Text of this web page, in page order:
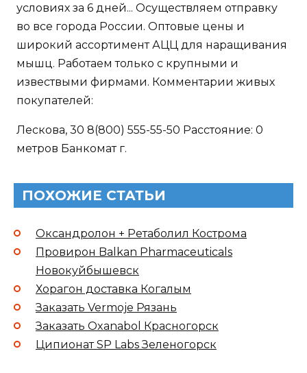
условиях за 6 дней... Осуществляем отправку
во все города России. Оптовые цены и
широкий ассортимент АЦЦ для наращивания
мышц. Работаем только с крупными и
извествыми фирмами. Комментарии живых
покупателей:
Лескова, 30 8(800) 555-55-50 Расстояние: 0
метров Банкомат г.
ПОХОЖИЕ СТАТЬИ
Оксандролон + Ретаболил Кострома
Провирон Balkan Pharmaceuticals
Новокуйбышевск
Хорагон доставка Когалым
Заказать Vermoje Рязань
Заказать Oxanabol Красногорск
Ципионат SP Labs Зеленогорск